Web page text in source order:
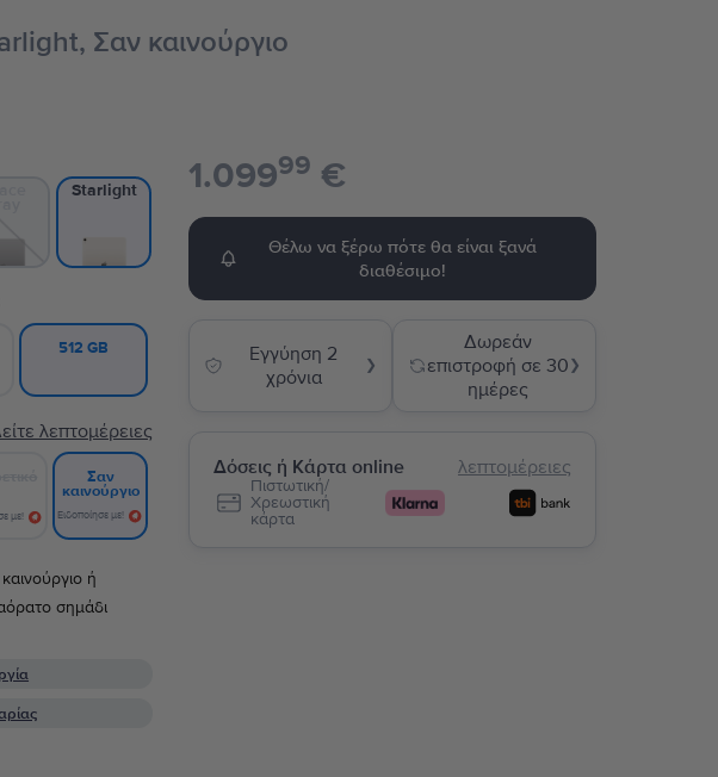
Σαν καινούργιο
Starlight
512 GB
λεπτομέρειες
με!
Σαν
καινούργιο
Ειδοποίησε με!
ή
σημάδι
1.09999 €
Θέλω να ξέρω πότε θα είναι ξανά
διαθέσιμο!
Εγγύηση 2
χρόνια
❯
Δωρεάν
επιστροφή σε 30
ημέρες
❯
Δόσεις ή Κάρτα online λεπτομέρειες
Πιστωτική/
Χρεωστική
κάρτα